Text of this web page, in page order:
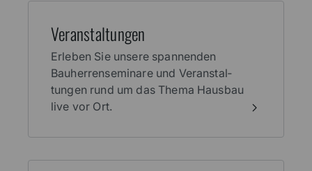
Veran­stal­tungen
Erleben Sie unsere spannenden
Bauherren­seminare und Veranstal­
tungen rund um das Thema Haus­bau
live vor Ort.